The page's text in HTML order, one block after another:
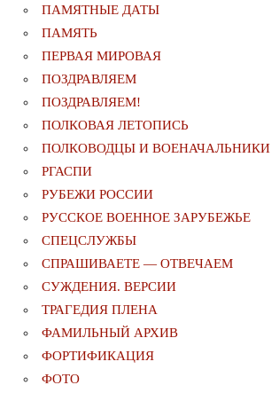
ПАМЯТНЫЕ ДАТЫ
ПАМЯТЬ
ПЕРВАЯ МИРОВАЯ
ПОЗДРАВЛЯЕМ
ПОЗДРАВЛЯЕМ!
ПОЛКОВАЯ ЛЕТОПИСЬ
ПОЛКОВОДЦЫ И ВОЕНАЧАЛЬНИКИ
РГАСПИ
РУБЕЖИ РОССИИ
РУССКОЕ ВОЕННОЕ ЗАРУБЕЖЬЕ
СПЕЦСЛУЖБЫ
СПРАШИВАЕТЕ — ОТВЕЧАЕМ
СУЖДЕНИЯ. ВЕРСИИ
ТРАГЕДИЯ ПЛЕНА
ФАМИЛЬНЫЙ АРХИВ
ФОРТИФИКАЦИЯ
ФОТО